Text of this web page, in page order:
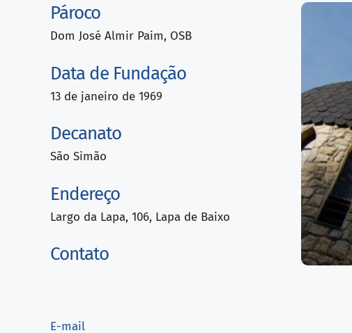
Pároco
Dom José Almir Paim, OSB
Data de Fundação
13 de janeiro de 1969
Decanato
São Simão
Endereço
Largo da Lapa, 106, Lapa de Baixo
Contato
E-mail